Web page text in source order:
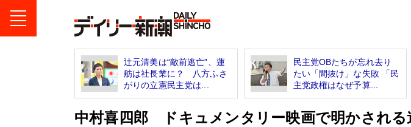
辻元清美は“敵前逃亡”、蓮
舫は社長業に？ 八方ふさ
がりの立憲民主党は...
民主党OBたちが忘れ去り
たい「間抜け」な失敗 「民
主党政権はなぜ予算...
中村喜四郎 ドキュメンタリー映画で明かされる